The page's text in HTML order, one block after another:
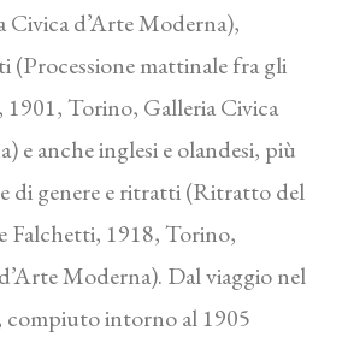
Civica d’Arte Moderna),
(Processione mattinale fra gli
1901, Torino, Galleria Civica
e anche inglesi e olandesi, più
di genere e ritratti (Ritratto del
Falchetti, 1918, Torino,
Moderna). Dal viaggio nel
intorno al 1905